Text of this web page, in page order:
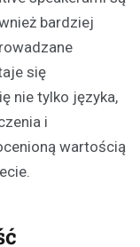
bardziej
się
nie tylko języka,
i
wartością